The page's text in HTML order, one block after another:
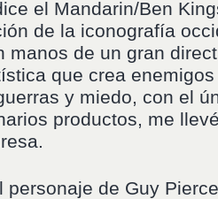
el Mandarin/Ben
de la iconografía
manos de un gran
que crea
y miedo, con el
productos, me
personaje de Guy